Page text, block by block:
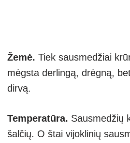
Žemė. Tiek sausmedžiai
mėgsta derlingą, drėgną,
dirvą.
Temperatūra. Sausmedžių
šalčių. O štai vijoklinių